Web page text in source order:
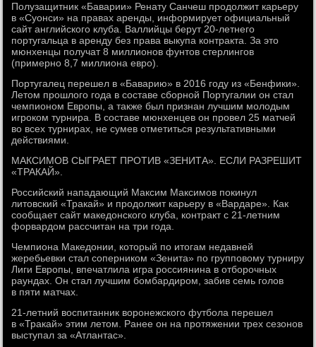
Полузащитник «Баварии» Ренату Санчеш продолжит карьеру
в «Суонси» на правах аренды, информирует официальный
сайт английского клуба. Валлийцы берут 20-летнего
португальца в аренду без права выкупа контракта. За это
мюнхенцы получат 8 миллионов фунтов стерлингов
(примерно 8,7 миллиона евро).
Португалец перешел в «Баварию» в 2016 году из «Бенфики».
Летом прошлого года в составе сборной Португалии он стал
чемпионом Европы, а также был признан лучшим молодым
игроком турнира. В составе мюнхенцев он провел 25 матчей
во всех турнирах, не сумев отметиться результативными
действиями.
МАКСИМОВ СЫГРАЕТ ПРОТИВ «ЗЕНИТА». ЕСЛИ РАЗРЕШИТ
«ТРАКАЙ».
Российский нападающий Максим Максимов покинул
литовский «Тракай» и продолжит карьеру в «Вардаре». Как
сообщает сайт македонского клуба, контракт с 21-летним
форвардом рассчитан на три года.
Чемпиона Македонии, который по итогам недавней
жеребьевки стал соперником «Зенита» по групповому турниру
Лиги Европы, впечатлила игра россиянина в отборочных
раундах. Он стал лучшим бомбардиром, забив семь голов
в пяти матчах.
21-летний воспитанник воронежского футбола перешел
в «Тракай» этим летом. Ранее он на протяжении трех сезонов
выступал за «Атлантас».